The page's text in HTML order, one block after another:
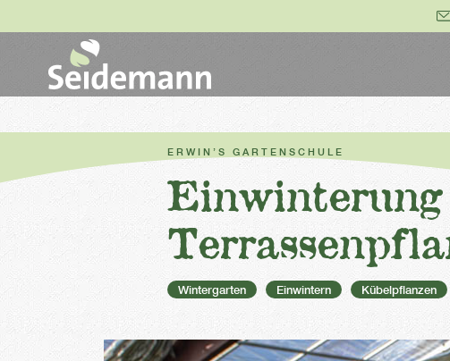
ERWIN’S GARTENSCHULE
Wintergarten Einwintern Kübelpflanzen